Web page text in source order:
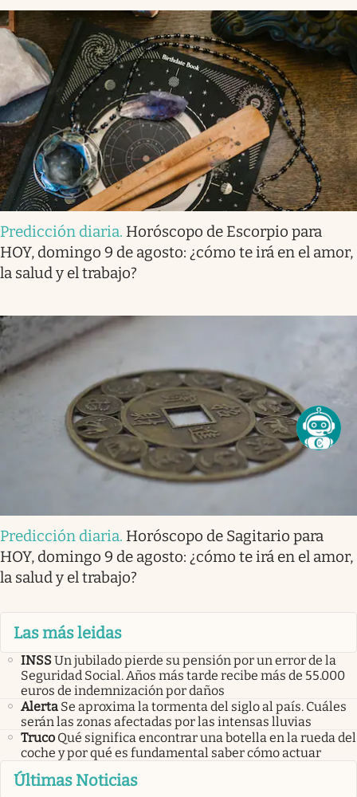
Predicción diaria. Horóscopo de Escorpio para
HOY, domingo 9 de agosto: ¿cómo te irá en el amor,
la salud y el trabajo?
Predicción diaria. Horóscopo de Sagitario para
HOY, domingo 9 de agosto: ¿cómo te irá en el amor,
la salud y el trabajo?
Las más leidas
INSSUn jubilado pierde su pensión por un error de la
Seguridad Social. Años más tarde recibe más de 55.000
euros de indemnización por daños
Alerta Se aproxima la tormenta del siglo al país. Cuáles
serán las zonas afectadas por las intensas lluvias
Truco Qué significa encontrar una botella en la rueda del
coche y por qué es fundamental saber cómo actuar
Últimas Noticias